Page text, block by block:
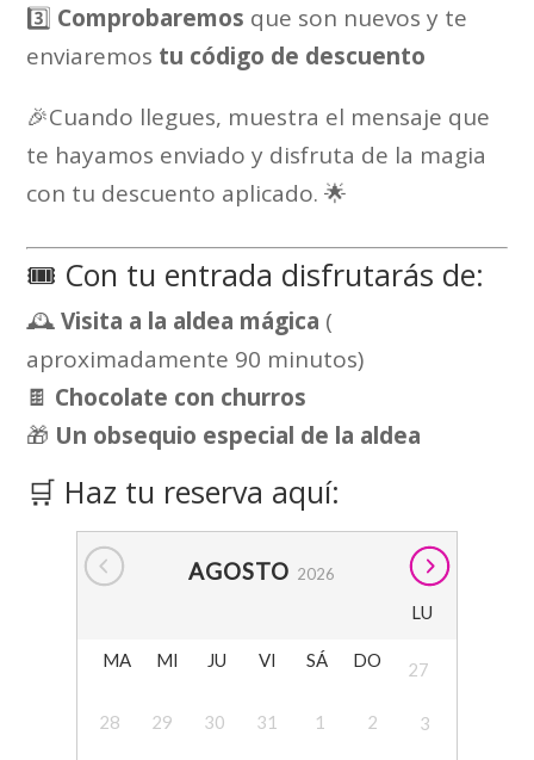
3️⃣ Comprobaremos que son nuevos y te
enviaremos tu código de descuento
🎉Cuando llegues, muestra el mensaje que
te hayamos enviado y disfruta de la magia
con tu descuento aplicado. 🌟
🎟️ Con tu entrada disfrutarás de:
🕰️Visita a la aldea mágica (
aproximadamente 90 minutos)
🍫 Chocolate con churros
🎁 Un obsequio especial de la aldea
🛒 Haz tu reserva aquí:
AGOSTO 2026
LU
MA MI JU VI SÁ DO 27
28 29 30 31 1 2 3